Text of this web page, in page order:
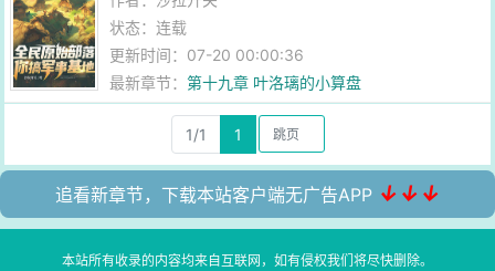
状态：连载
更新时间：07-20 00:00:36
最新章节：第十九章 叶洛璃的小算盘
1/1 1
追看新章节，下载本站客户端无广告APP ↓↓↓
本站所有收录的内容均来自互联网，如有侵权我们将尽快删除。